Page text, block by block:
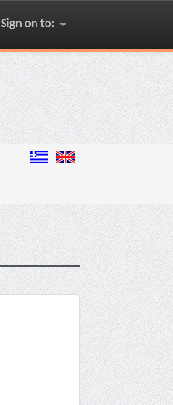
Sign on to: